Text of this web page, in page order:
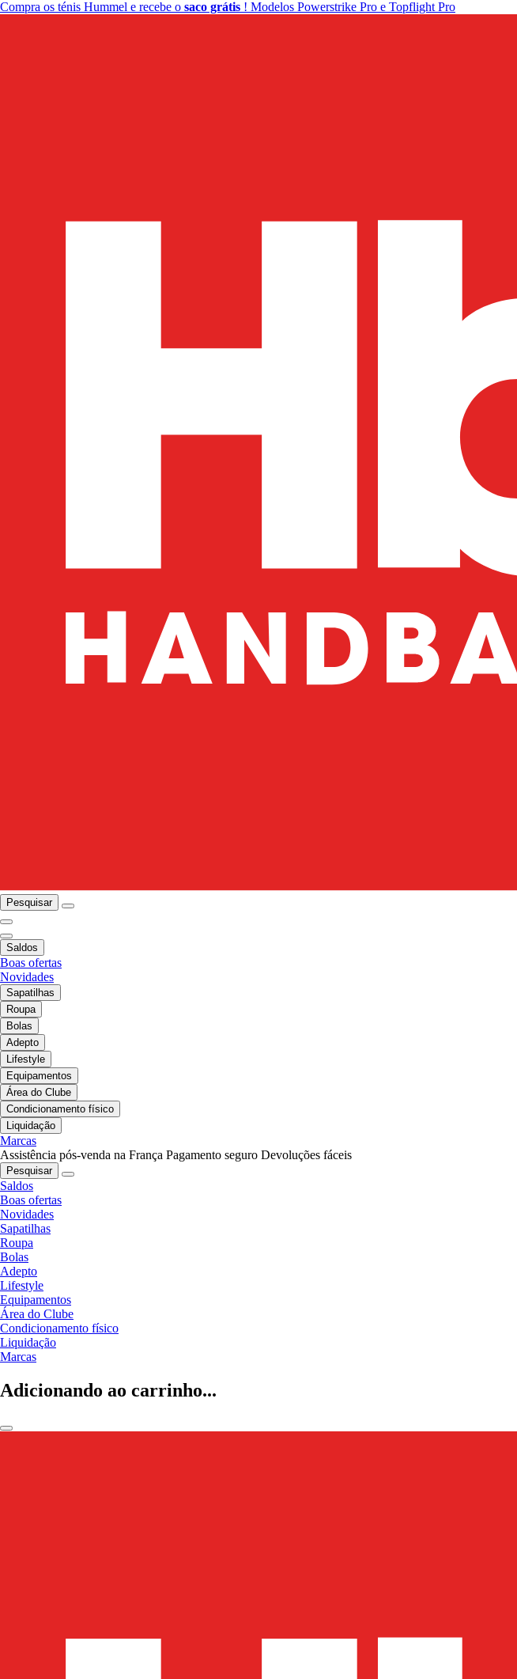
Compra os ténis Hummel e recebe o saco grátis ! Modelos Powerstrike Pro e Topflight Pro
Pesquisar
Saldos
Boas ofertas
Novidades
Sapatilhas
Roupa
Bolas
Adepto
Lifestyle
Equipamentos
Área do Clube
Condicionamento físico
Liquidação
Marcas
Assistência pós-venda na França Pagamento seguro Devoluções fáceis
Pesquisar
Saldos
Boas ofertas
Novidades
Sapatilhas
Roupa
Bolas
Adepto
Lifestyle
Equipamentos
Área do Clube
Condicionamento físico
Liquidação
Marcas
Adicionando ao carrinho...